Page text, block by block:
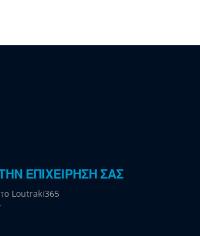
ΕΠΙΧΕΙΡΗΣΗ ΣΑΣ
Loutraki365